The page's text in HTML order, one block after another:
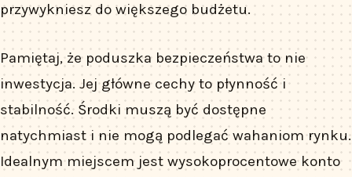
przywykniesz do większego budżetu.
Pamiętaj, że poduszka bezpieczeństwa to nie
inwestycja. Jej główne cechy to płynność i
stabilność. Środki muszą być dostępne
natychmiast i nie mogą podlegać wahaniom rynku.
Idealnym miejscem jest wysokoprocentowe konto